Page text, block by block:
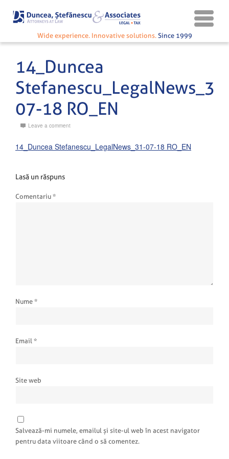
Wide experience. Innovative solutions. Since 1999
14_Duncea
07-18 RO_EN
Leave a comment
14_Duncea Stefanescu_LegalNews_31-07-18 RO_EN
Lasă un răspuns
Comentariu *
Nume *
Email *
Site web
Salvează-mi numele, emailul și site-ul web în acest navigator
pentru data viitoare când o să comentez.